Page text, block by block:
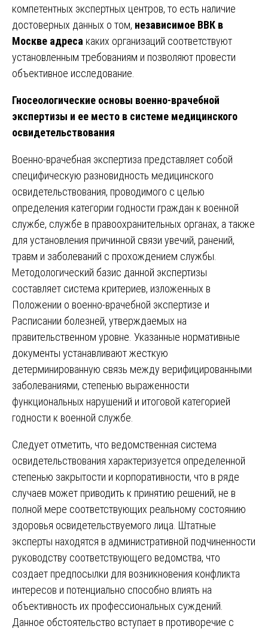
компетентных экспертных центров, то есть наличие
достоверных данных о том, независимое ВВК в
Москве адреса каких организаций соответствуют
установленным требованиям и позволяют провести
объективное исследование.
Гносеологические основы военно-врачебной
экспертизы и ее место в системе медицинского
освидетельствования
Военно-врачебная экспертиза представляет собой
специфическую разновидность медицинского
освидетельствования, проводимого с целью
определения категории годности граждан к военной
службе, службе в правоохранительных органах, а также
для установления причинной связи увечий, ранений,
травм и заболеваний с прохождением службы.
Методологический базис данной экспертизы
составляет система критериев, изложенных в
Положении о военно-врачебной экспертизе и
Расписании болезней, утверждаемых на
правительственном уровне. Указанные нормативные
документы устанавливают жесткую
детерминированную связь между верифицированными
заболеваниями, степенью выраженности
функциональных нарушений и итоговой категорией
годности к военной службе.
Следует отметить, что ведомственная система
освидетельствования характеризуется определенной
степенью закрытости и корпоративности, что в ряде
случаев может приводить к принятию решений, не в
полной мере соответствующих реальному состоянию
здоровья освидетельствуемого лица. Штатные
эксперты находятся в административной подчиненности
руководству соответствующего ведомства, что
создает предпосылки для возникновения конфликта
интересов и потенциально способно влиять на
объективность их профессиональных суждений.
Данное обстоятельство вступает в противоречие с